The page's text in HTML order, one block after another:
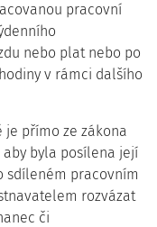
pracovní
nebo plat nebo po
v rámci dalšího
přímo ze zákona
byla posílena její
sdíleném pracovním
rozvázat
či